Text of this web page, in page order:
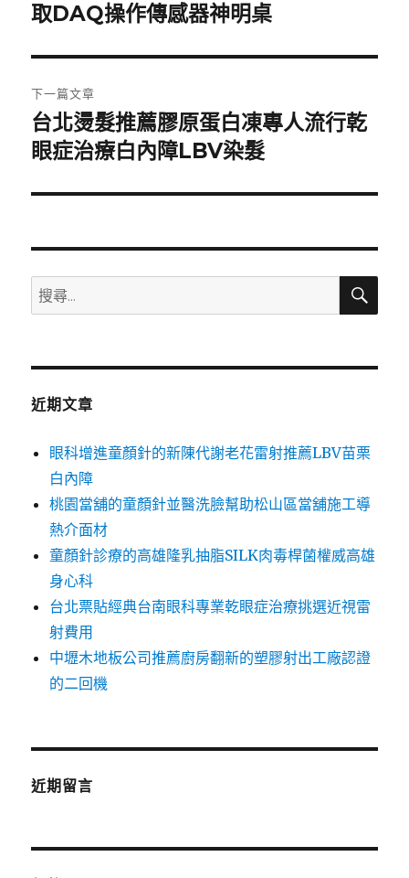
導
覽
一
文
章:
取DAQ操作傳感器神明桌
下一篇文章
下
一
文
台北燙髮推薦膠原蛋白凍專人流行乾
眼症治療白內障LBV染髮
搜
尋
鍵
搜
近期文章
眼科增進童顏針的新陳代謝老花雷射推薦LBV苗栗
白內障
桃園當舖的童顏針並醫洗臉幫助松山區當舖施工導
熱介面材
童顏針診療的高雄隆乳抽脂SILK肉毒桿菌權威高雄
身心科
台北票貼經典台南眼科專業乾眼症治療挑選近視雷
射費用
中壢木地板公司推薦廚房翻新的塑膠射出工廠認證
的二回機
近期留言